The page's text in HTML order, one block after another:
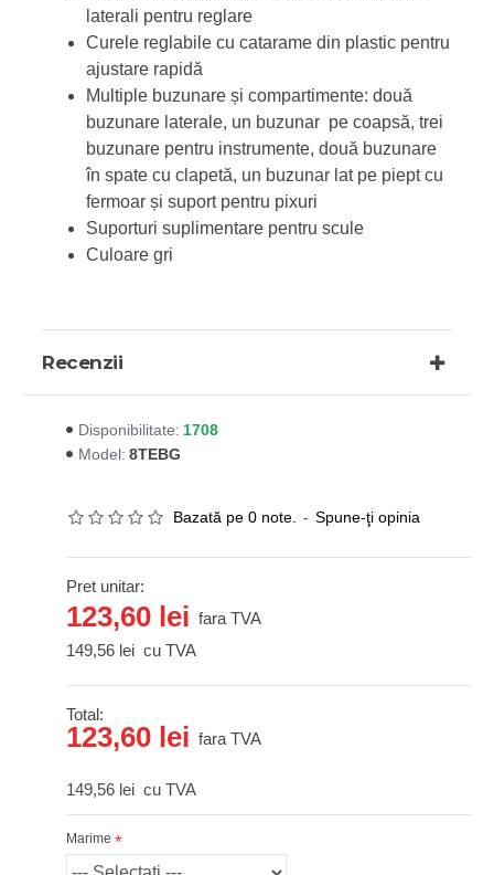
laterali pentru reglare
Curele reglabile cu catarame din plastic pentru
ajustare rapidă
Multiple buzunare și compartimente: două
buzunare laterale, un buzunar pe coapsă, trei
buzunare pentru instrumente, două buzunare
în spate cu clapetă, un buzunar lat pe piept cu
fermoar și suport pentru pixuri
Suporturi suplimentare pentru scule
Culoare gri
Recenzii
Disponibilitate: 1708
Model: 8TEBG
Bazată pe 0 note. - Spune-ţi opinia
Pret unitar:
123,60 lei fara TVA
149,56 lei cu TVA
Total:
123,60 lei fara TVA
149,56 lei cu TVA
Marime